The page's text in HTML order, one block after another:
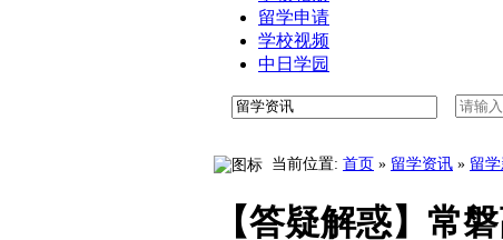
留学申请
学校视频
中日学园
工学院大学附属高中学校介绍中文
当前位置: 首页 » 留学资讯 » 留
【答疑解惑】常